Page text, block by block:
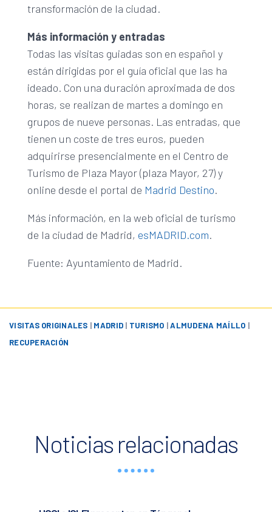
transformación de la ciudad.
Más información y entradas
Todas las visitas guiadas son en español y
están dirigidas por el guía oficial que las ha
ideado. Con una duración aproximada de dos
horas, se realizan de martes a domingo en
grupos de nueve personas. Las entradas, que
tienen un coste de tres euros, pueden
adquirirse presencialmente en el Centro de
Turismo de Plaza Mayor (plaza Mayor, 27) y
online desde el portal de Madrid Destino.
Más información, en la web oficial de turismo
de la ciudad de Madrid, esMADRID.com.
Fuente: Ayuntamiento de Madrid.
VISITAS ORIGINALES | MADRID | TURISMO |ALMUDENA MAÍLLO |
RECUPERACIÓN
Noticias relacionadas